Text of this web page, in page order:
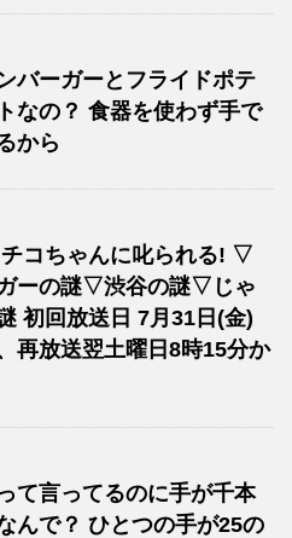
バーガーとフライドポテ
なの？ 食器を使わず手で
から
コちゃんに叱られる! ▽
ーの謎▽渋谷の謎▽じゃ
初回放送日 7月31日(金)
再放送翌土曜日8時15分か
て言ってるのに手が千本
んで？ ひとつの手が25の